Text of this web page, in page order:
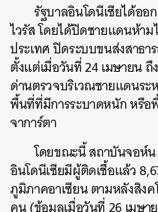
รัฐบาลอินโดนีเซียได้ออ
ไวรัส โดยได้ปิดชายแดนห้าม
ประเทศ ปิดระบบขนส่งสาธ
ตั้งแต่เมื่อวันที่ 24 เมษายน
ด่านตรวจบริเวณชายแดนระ
พื้นที่ที่มีการระบาดหนัก หรือ
จาการ์ตา
โดยขณะนี้ สถาบันจอห์
อินโดนีเซียมีผู้ติดเชื้อแล้ว
ภูมิภาคอาเซียน ตามหลังสิง